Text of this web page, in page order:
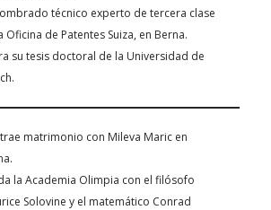
técnico experto de tercera clase
Oficina de Patentes Suiza, en Berna.
su tesis doctoral de la Universidad de
matrimonio con Mileva Maric en
la Academia Olimpia con el filósofo
Solovine y el matemático Conrad